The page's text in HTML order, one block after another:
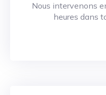
Nous intervenons
heures dans